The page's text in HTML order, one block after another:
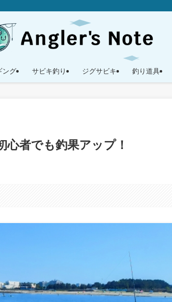
ング サビキ釣り ジグサビキ 釣り道具
心者でも釣果アップ！